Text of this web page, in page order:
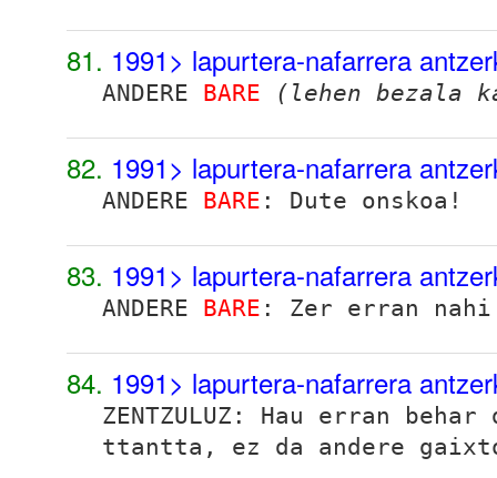
81. 1991> lapurtera-nafarrera
ANDERE BARE (lehen bezala
82. 1991> lapurtera-nafarrera
ANDERE BARE : Dute onskoa!
83. 1991> lapurtera-nafarrera
ANDERE BARE : Zer erran nahi
84. 1991> lapurtera-nafarrera
ZENTZULUZ: Hau erran
ttantta, ez da andere